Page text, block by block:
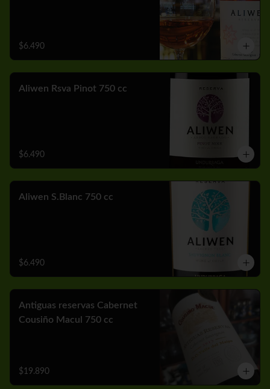
$6.490
Aliwen Rsva Pinot 750 cc
$6.490
Aliwen S.Blanc 750 cc
$6.490
Antiguas reservas Cabernet
Cousiño Macul 750 cc
$19.890